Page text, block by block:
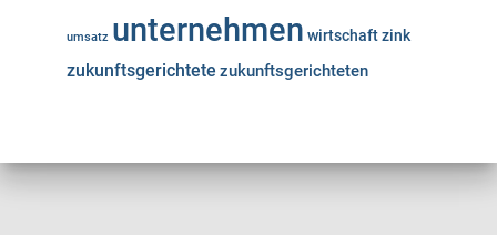
umsatz unternehmen wirtschaftzink
zukunftsgerichtete zukunftsgerichteten